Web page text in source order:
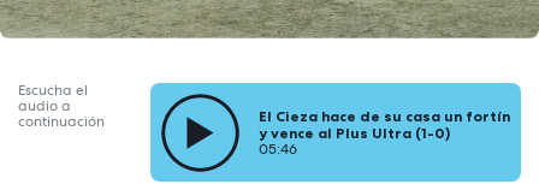
Escucha el
audio a
continuación
El Cieza hace de su casa un fortín
y vence al Plus Ultra (1-0)
05:46